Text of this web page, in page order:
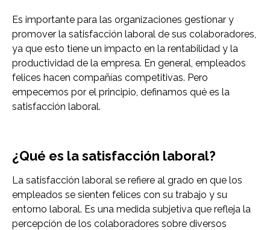
Es importante para las organizaciones gestionar y
promover la satisfacción laboral de sus colaboradores,
ya que esto tiene un impacto en la rentabilidad y la
productividad de la empresa. En general, empleados
felices hacen compañías competitivas. Pero
empecemos por el principio, definamos qué es la
satisfacción laboral.
¿Qué es la satisfacción laboral?
La satisfacción laboral se refiere al grado en que los
empleados se sienten felices con su trabajo y su
entorno laboral. Es una medida subjetiva que refleja la
percepción de los colaboradores sobre diversos